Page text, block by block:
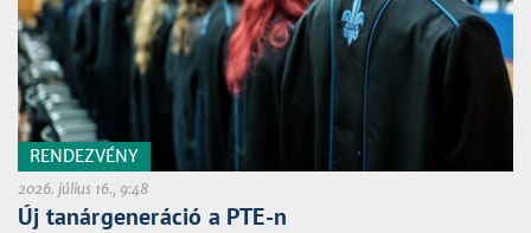
RENDEZVÉNY
2026. július 16., 9:48
Új tanárgeneráció a PTE-n